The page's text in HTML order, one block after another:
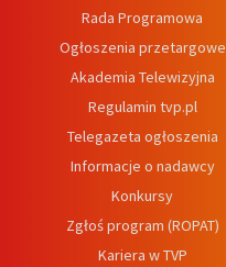
Rada Programowa
Ogłoszenia przetargowe
Akademia Telewizyjna
Regulamin tvp.pl
Telegazeta ogłoszenia
Informacje o nadawcy
Konkursy
Zgłoś program (ROPAT)
Kariera w TVP